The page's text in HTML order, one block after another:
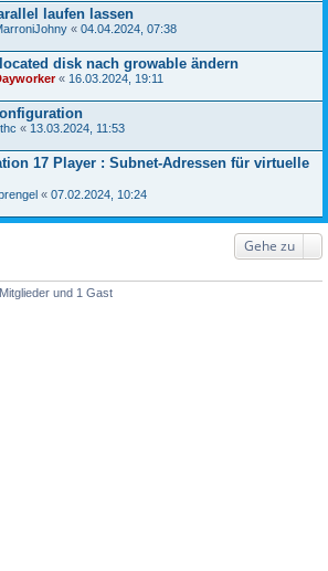
laufen lassen
« 04.04.2024, 07:38
disk nach growable ändern
« 16.03.2024, 19:11
« 13.03.2024, 11:53
17 Player : Subnet-Adressen für virtuelle
« 07.02.2024, 10:24
Gehe zu
und 1 Gast